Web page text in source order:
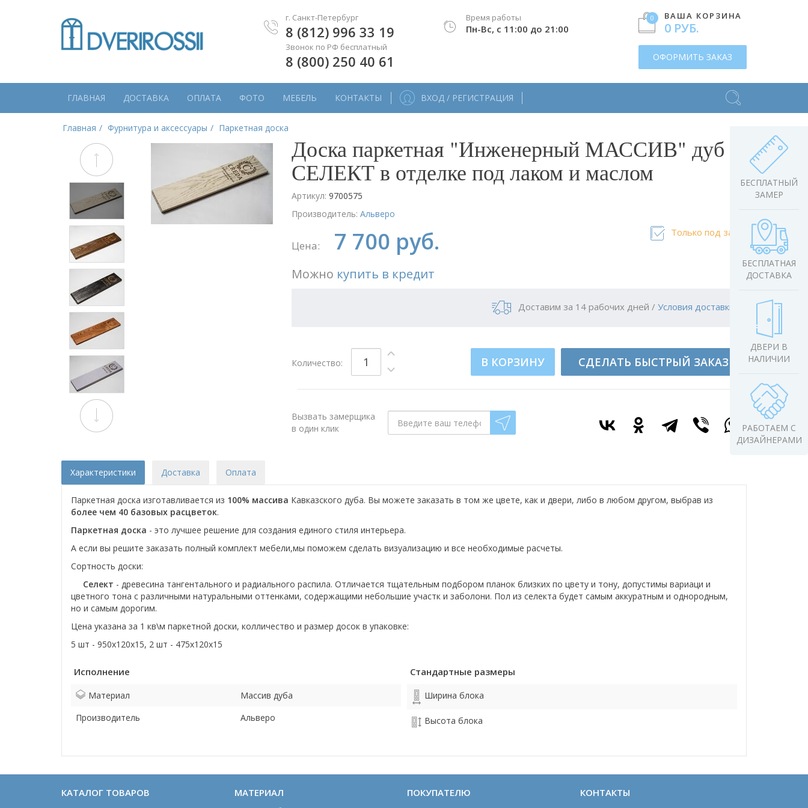
г. Санкт-Петербург
8 (812) 996 33 19
Звонок по РФ бесплатный
8 (800) 250 40 61
0 ВАША КОРЗИНА
0 РУБ.
ОФОРМИТЬ ЗАКАЗ
Время работы
Пн-Вс, с 11:00 до 21:00
ГЛАВНАЯ ДОСТАВКА ОПЛАТА ФОТО МЕБЕЛЬ КОНТАКТЫ ВХОД / РЕГИСТРАЦИЯ
БЕСПЛАТНЫЙ
ЗАМЕР
БЕСПЛАТНАЯ
ДОСТАВКА
ДВЕРИ В
НАЛИЧИИ
РАБОТАЕМ С
ДИЗАЙНЕРАМИ
Главная Фурнитура и аксессуары Паркетная доска
Доска паркетная "Инженерный МАССИВ" дуб
СЕЛЕКТ в отделке под лаком и маслом
Артикул:9700575
Производитель:Альверо
Цена: 7 700 руб. Только под заказ
Можно купить в кредит
Доставим за 14 рабочих дней / Условия доставки
Количество: В КОРЗИНУ СДЕЛАТЬ БЫСТРЫЙ ЗАКАЗ
Вызвать замерщика
в один клик
Характеристики Доставка Оплата
Паркетная доска изготавливается из 100% массива Кавказского дуба. Вы можете заказать в том же цвете, как и двери, либо в любом другом, выбрав из
более чем 40 базовых расцветок.
Паркетная доска - это лучшее решение для создания единого стиля интерьера.
А если вы решите заказать полный комплект мебели,мы поможем сделать визуализацию и все необходимые расчеты.
Сортность доски:
Селект - древесина тангентального и радиального распила. Отличается тщательным подбором планок близких по цвету и тону, допустимы вариаци и
цветного тона с различными натуральными оттенками, содержащими небольшие участк и заболони. Пол из селекта будет самым аккуратным и однородным,
но и самым дорогим.
Цена указана за 1 кв\м паркетной доски, колличество и размер досок в упаковке:
5 шт - 950х120х15, 2 шт - 475х120х15
Исполнение
Материал
Массив дуба
Производитель
Альверо
Стандартные размеры
Ширина блока
Высота блока
КАТАЛОГ ТОВАРОВ МАТЕРИАЛ ПОКУПАТЕЛЮ КОНТАКТЫ